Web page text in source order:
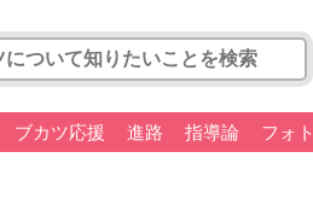
ブカツ応援 進路 指導論 フォト